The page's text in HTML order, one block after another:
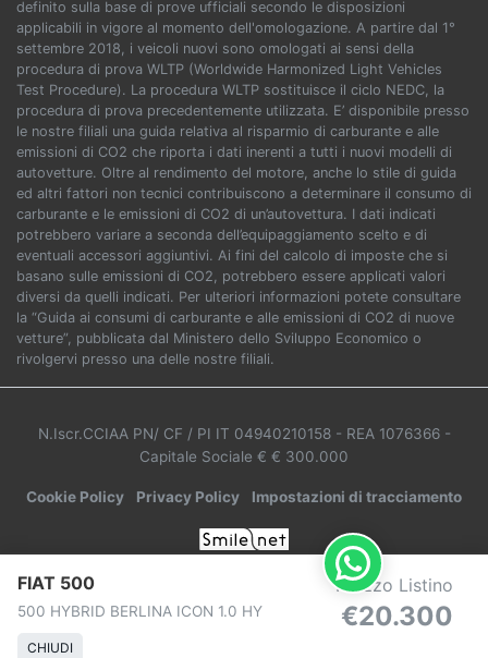
FIAT 500
500 HYBRID BERLINA ICON 1.0 HY
Prezzo Listino
€20.300
CHIUDI
definito sulla base di prove ufficiali secondo le disposizioni
applicabili in vigore al momento dell'omologazione. A partire dal 1°
settembre 2018, i veicoli nuovi sono omologati ai sensi della
procedura di prova WLTP (Worldwide Harmonized Light Vehicles
Test Procedure). La procedura WLTP sostituisce il ciclo NEDC, la
procedura di prova precedentemente utilizzata. E’ disponibile presso
le nostre filiali una guida relativa al risparmio di carburante e alle
emissioni di CO2 che riporta i dati inerenti a tutti i nuovi modelli di
autovetture. Oltre al rendimento del motore, anche lo stile di guida
ed altri fattori non tecnici contribuiscono a determinare il consumo di
carburante e le emissioni di CO2 di un’autovettura. I dati indicati
potrebbero variare a seconda dell’equipaggiamento scelto e di
eventuali accessori aggiuntivi. Ai fini del calcolo di imposte che si
basano sulle emissioni di CO2, potrebbero essere applicati valori
diversi da quelli indicati. Per ulteriori informazioni potete consultare
la “Guida ai consumi di carburante e alle emissioni di CO2 di nuove
vetture”, pubblicata dal Ministero dello Sviluppo Economico o
rivolgervi presso una delle nostre filiali.
N.Iscr.CCIAA PN/ CF / PI IT 04940210158 - REA 1076366 -
Capitale Sociale € € 300.000
Cookie Policy Privacy Policy Impostazioni di tracciamento